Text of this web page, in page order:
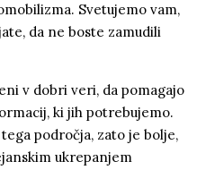
Svetujemo vam,
da ne boste zamudili
v dobri veri, da pomagajo
ki jih potrebujemo.
področja, zato je bolje,
ukrepanjem